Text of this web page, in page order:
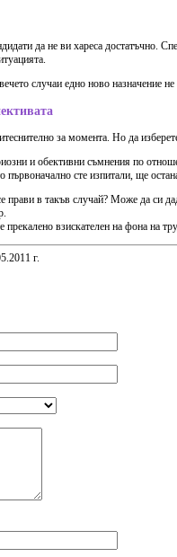
да не ви хареса достатъчно.
случаи едно ново назначение
за момента. Но да
и обективни съмнения по
първоначално сте изпитали, ще
прави в такъв случай? Може да си
прекалено взискателен на фона на
г.